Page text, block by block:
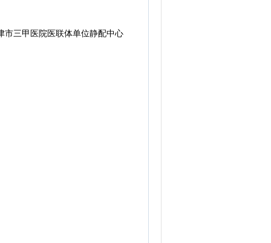
三甲医院医联体单位静配中心